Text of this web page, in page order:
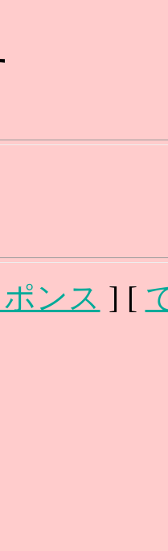
ンス ] [